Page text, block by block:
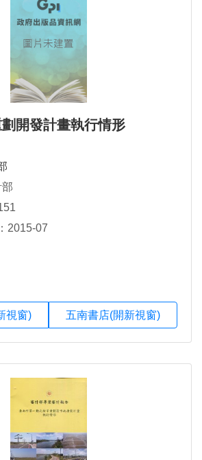
開發計畫執行情形
2015-07
視窗) 五南書店(開新視窗)